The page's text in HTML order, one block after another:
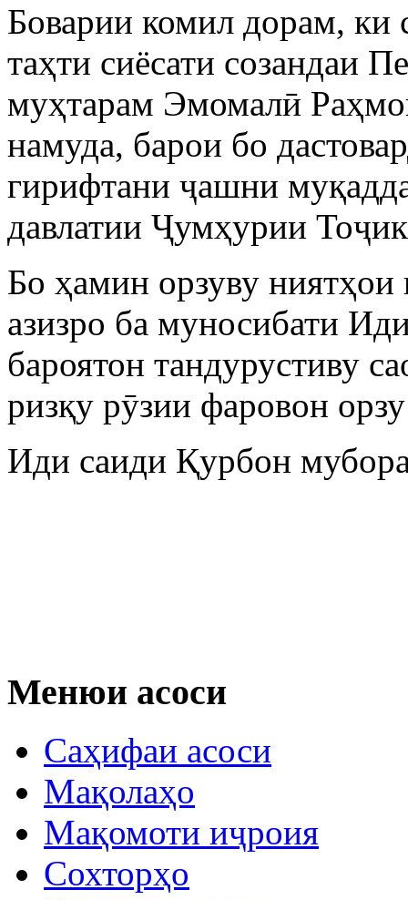
Боварии комил дорам, ки
таҳти сиёсати созандаи
муҳтарам Эмомалӣ
намуда, барои бо
гирифтани ҷашни
давлатии Ҷумҳурии
Бо ҳамин орзуву
азизро ба муносибати
бароятон тандурустиву
ризқу рӯзии фаровон
Иди саиди Қурбон
Менюи асоси
Саҳифаи асоси
Мақолаҳо
Мақомоти иҷроия
Сохторҳо